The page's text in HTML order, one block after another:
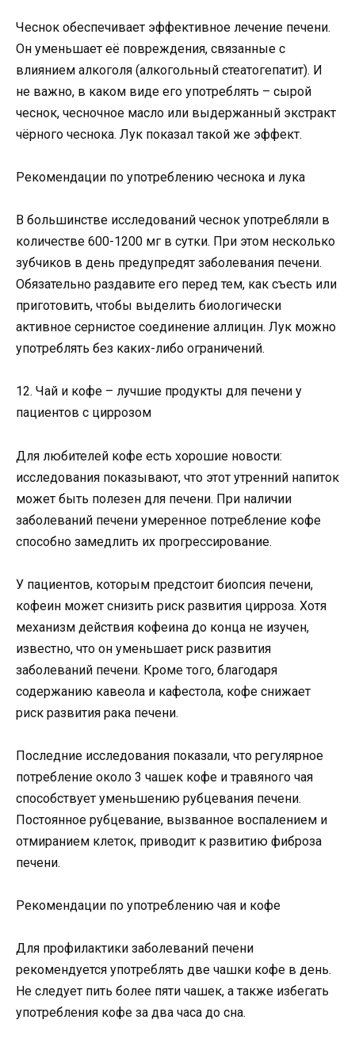
Чеснок обеспечивает эффективное лечение печени.
Он уменьшает её повреждения, связанные с
влиянием алкоголя (алкогольный стеатогепатит). И
не важно, в каком виде его употреблять – сырой
чеснок, чесночное масло или выдержанный экстракт
чёрного чеснока. Лук показал такой же эффект.
Рекомендации по употреблению чеснока и лука
В большинстве исследований чеснок употребляли в
количестве 600-1200 мг в сутки. При этом несколько
зубчиков в день предупредят заболевания печени.
Обязательно раздавите его перед тем, как съесть или
приготовить, чтобы выделить биологически
активное сернистое соединение аллицин. Лук можно
употреблять без каких-либо ограничений.
12. Чай и кофе – лучшие продукты для печени у
пациентов с циррозом
Для любителей кофе есть хорошие новости:
исследования показывают, что этот утренний напиток
может быть полезен для печени. При наличии
заболеваний печени умеренное потребление кофе
способно замедлить их прогрессирование.
У пациентов, которым предстоит биопсия печени,
кофеин может снизить риск развития цирроза. Хотя
механизм действия кофеина до конца не изучен,
известно, что он уменьшает риск развития
заболеваний печени. Кроме того, благодаря
содержанию кавеола и кафестола, кофе снижает
риск развития рака печени.
Последние исследования показали, что регулярное
потребление около 3 чашек кофе и травяного чая
способствует уменьшению рубцевания печени.
Постоянное рубцевание, вызванное воспалением и
отмиранием клеток, приводит к развитию фиброза
печени.
Рекомендации по употреблению чая и кофе
Для профилактики заболеваний печени
рекомендуется употреблять две чашки кофе в день.
Не следует пить более пяти чашек, а также избегать
употребления кофе за два часа до сна.